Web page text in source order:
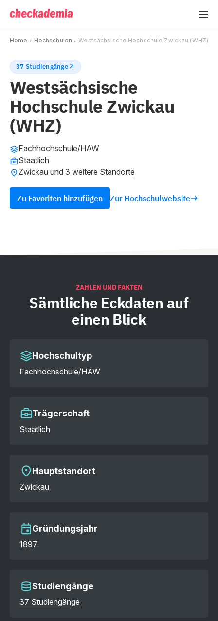
Home Hochschulen Westsächsische Hochschule Zwickau (WHZ)
37 Studiengänge
Westsächsische
Hochschule Zwickau
(WHZ)
Fachhochschule/HAW
Staatlich
Zwickau und 3 weitere Standorte
Zu Favoriten hinzufügen Zur Hochschulwebsite
ZAHLEN UND FAKTEN
Sämtliche Eckdaten auf
einen Blick
Hochschultyp
Fachhochschule/HAW
Trägerschaft
Staatlich
Hauptstandort
Zwickau
Gründungsjahr
1897
Studiengänge
37 Studiengänge